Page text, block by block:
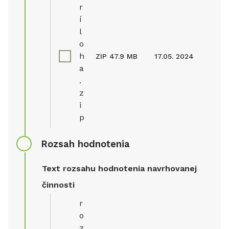
r
í
l
o
h
a
.
z
i
p
ZIP 47.9 MB 17.05. 2024
Rozsah hodnotenia
Text rozsahu hodnotenia navrhovanej
činnosti
r
o